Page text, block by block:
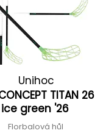
Unihoc
TITAN 26
ice green '26
Florbalová hůl